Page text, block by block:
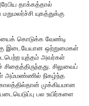
தாக்கத்தால்
யுகத்துக்கு
கொடுக்க வேண்டி
இடையேயான ஒற்றுமைகள்
யுத்தம் அவர்கள்
சிலுவைப்
அம்மண்ணில் நிகழ்ந்த
முக்கியமான
பல உயிர்களை